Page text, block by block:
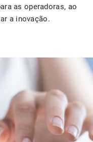
as operadoras, ao
a inovação.